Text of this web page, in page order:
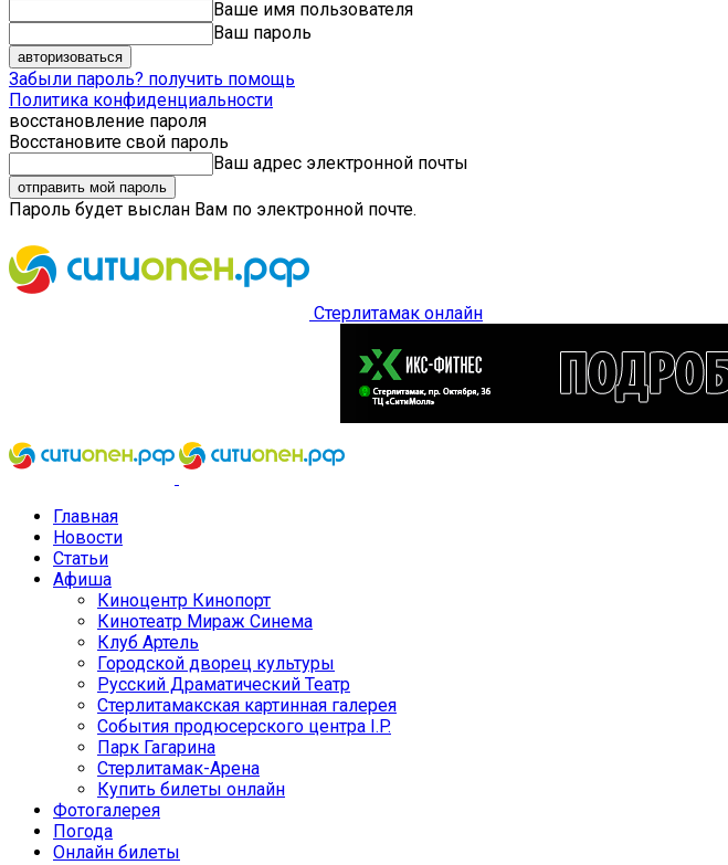
Ваше имя пользователя
Ваш пароль
Забыли пароль? получить помощь
Политика конфиденциальности
восстановление пароля
Восстановите свой пароль
Ваш адрес электронной почты
Пароль будет выслан Вам по электронной почте.
Стерлитамак онлайн
Главная
Новости
Статьи
Афиша
Киноцентр Кинопорт
Кинотеатр Мираж Синема
Клуб Артель
Городской дворец культуры
Русский Драматический Театр
Стерлитамакская картинная галерея
События продюсерского центра I.P.
Парк Гагарина
Стерлитамак-Арена
Купить билеты онлайн
Фотогалерея
Погода
Онлайн билеты